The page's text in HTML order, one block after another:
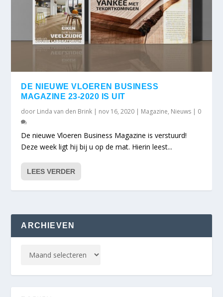
DE NIEUWE VLOEREN BUSINESS
MAGAZINE 23-2020 IS UIT
door Linda van den Brink | nov 16, 2020 | Magazine, Nieuws | 0
De nieuwe Vloeren Business Magazine is verstuurd!
Deze week ligt hij bij u op de mat. Hierin leest...
LEES VERDER
ARCHIEVEN